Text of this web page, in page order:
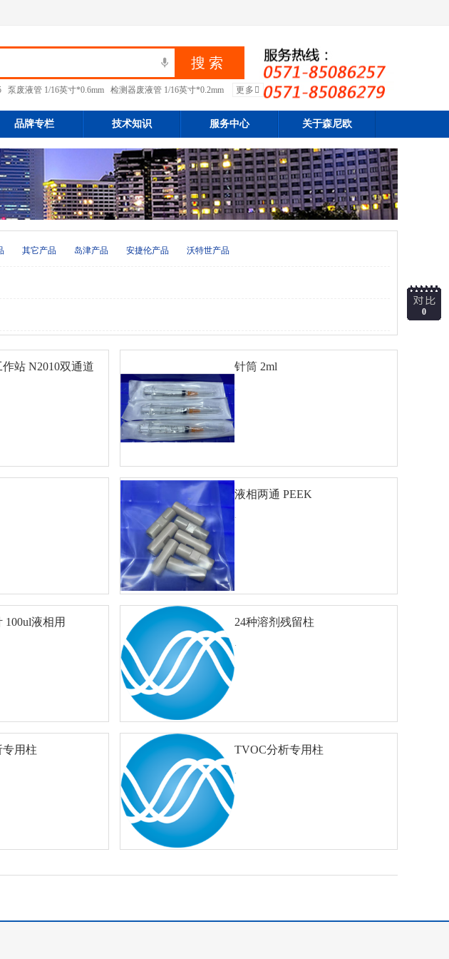
0
泵废液管 1/16英寸*0.6mm 检测器废液管 1/16英寸*0.2mm 更多
品牌专栏 技术知识 服务中心 关于森尼欧
其它产品 岛津产品 安捷伦产品 沃特世产品
站 N2010双通道 针筒 2ml
.
查看详细 对比
对比
液相两通 PEEK
.
查看详细 对比
100ul液相用
对比
24种溶剂残留柱
.
查看详细 对比
用柱
对比
TVOC分析专用柱
.
查看详细 对比